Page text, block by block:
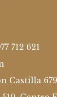
712 621
Castilla